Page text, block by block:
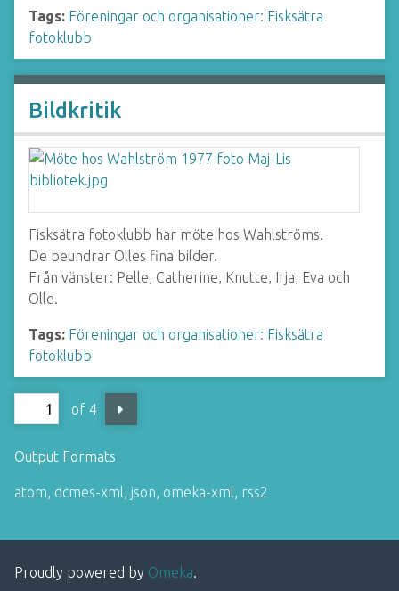
Tags: Föreningar och organisationer: Fisksätra
fotoklubb
Bildkritik
Fisksätra fotoklubb har möte hos Wahlströms.
De beundrar Olles fina bilder.
Från vänster: Pelle, Catherine, Knutte, Irja, Eva och
Olle.
Tags: Föreningar och organisationer: Fisksätra
fotoklubb
of 4
Output Formats
atom, dcmes-xml, json, omeka-xml, rss2
Proudly powered by Omeka.